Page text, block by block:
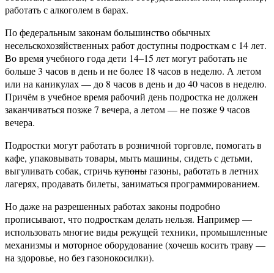
работать с алкоголем в барах.
По федеральным законам большинство обычных
несельскохозяйственных работ доступны подросткам с 14 лет.
Во время учебного года дети 14–15 лет могут работать не
больше 3 часов в день и не более 18 часов в неделю. А летом
или на каникулах — до 8 часов в день и до 40 часов в неделю.
Причём в учебное время рабочий день подростка не должен
заканчиваться позже 7 вечера, а летом — не позже 9 часов
вечера.
Подростки могут работать в розничной торговле, помогать в
кафе, упаковывать товары, мыть машины, сидеть с детьми,
выгуливать собак, стричькупоныгазоны, работать в летних
лагерях, продавать билеты, заниматься программированием.
Но даже на разрешенных работах законы подробно
прописывают, что подросткам делать нельзя. Например —
использовать многие виды режущей техники, промышленные
механизмы и моторное оборудование (хочешь косить траву —
на здоровье, но без газонокосилки).